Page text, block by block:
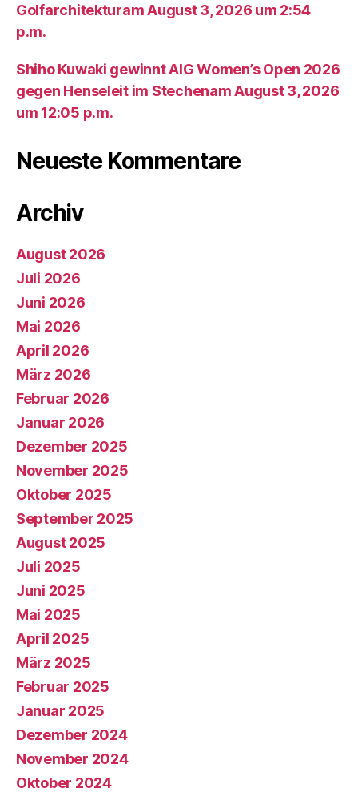
Golfarchitekturam August 3, 2026 um 2:54
p.m.
Shiho Kuwaki gewinnt AIG Women’s Open 2026
gegen Henseleit im Stechenam August 3, 2026
um 12:05 p.m.
Neueste Kommentare
Archiv
August 2026
Juli 2026
Juni 2026
Mai 2026
April 2026
März 2026
Februar 2026
Januar 2026
Dezember 2025
November 2025
Oktober 2025
September 2025
August 2025
Juli 2025
Juni 2025
Mai 2025
April 2025
März 2025
Februar 2025
Januar 2025
Dezember 2024
November 2024
Oktober 2024